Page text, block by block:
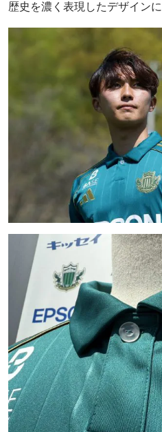
歴史を濃く表現したデザインに